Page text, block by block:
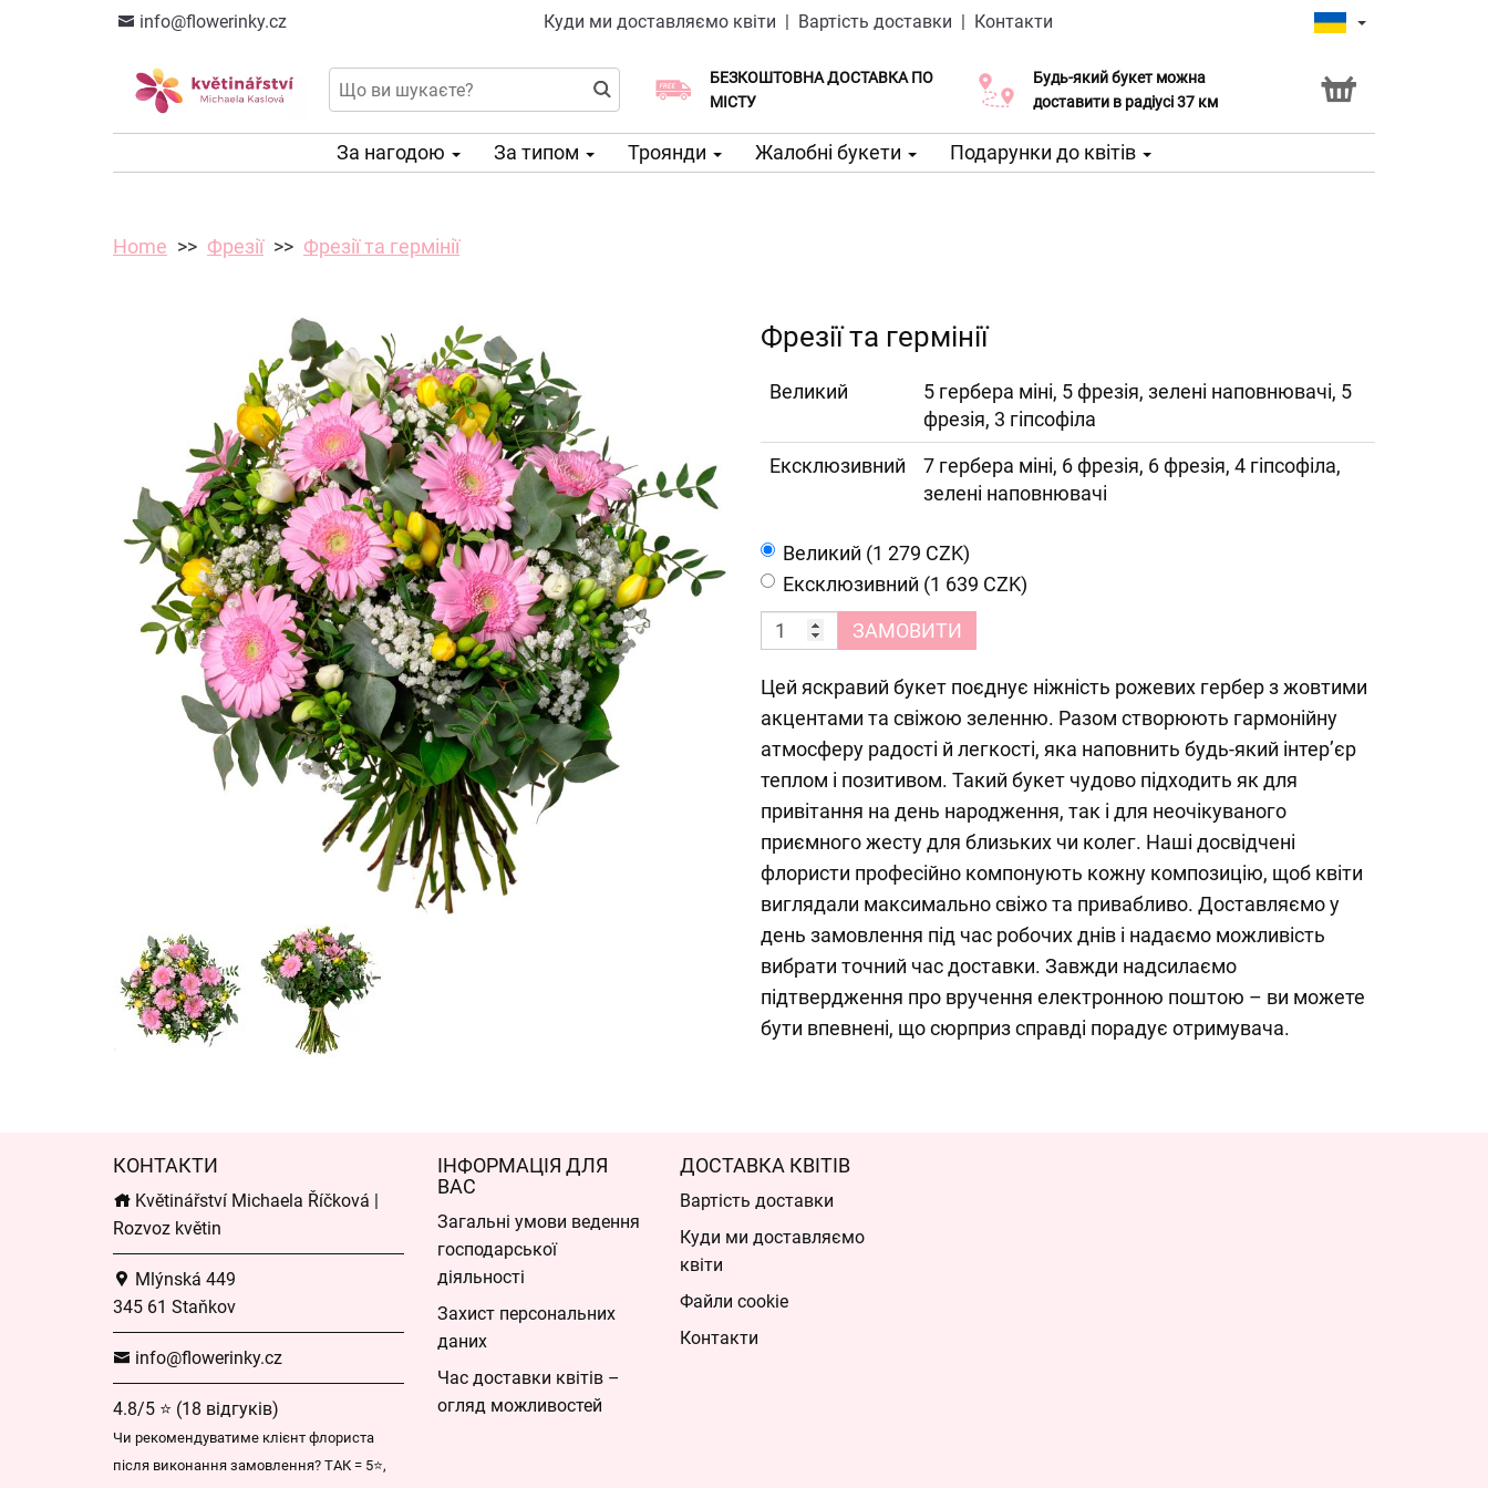
info@flowerinky.cz Куди ми доставляємо квіти | Вартість доставки | Контакти
БЕЗКОШТОВНА ДОСТАВКА ПО
МІСТУ
Доставка в той же день доступна
Виберіть дату доставки
Будь-який букет можна
доставити в радіусі 37 км
Послуга Click & Collect
За нагодою За типом Троянди Жалобні букети Подарунки до квітів
Home Фрезії Фрезії та гермінії
Фрезії та гермінії
Великий
5 гербера міні, 5 фрезія, зелені наповнювачі, 5
фрезія, 3 гіпсофіла
Ексклюзивний
7 гербера міні, 6 фрезія, 6 фрезія, 4 гіпсофіла,
зелені наповнювачі
Великий (1 279 CZK)
Ексклюзивний (1 639 CZK)
ЗАМОВИТИ
Цей яскравий букет поєднує ніжність рожевих гербер з жовтими
акцентами та свіжою зеленню. Разом створюють гармонійну
атмосферу радості й легкості, яка наповнить будь-який інтер’єр
теплом і позитивом. Такий букет чудово підходить як для
привітання на день народження, так і для неочікуваного
приємного жесту для близьких чи колег. Наші досвідчені
флористи професійно компонують кожну композицію, щоб квіти
виглядали максимально свіжо та привабливо. Доставляємо у
день замовлення під час робочих днів і надаємо можливість
вибрати точний час доставки. Завжди надсилаємо
підтвердження про вручення електронною поштою – ви можете
бути впевнені, що сюрприз справді порадує отримувача.
КОНТАКТИ
Květinářství Michaela Říčková |
Rozvoz květin
Mlýnská 449
345 61 Staňkov
info@flowerinky.cz
4.8/5 ⭐ (18 відгуків)
Чи рекомендуватиме клієнт флориста
після виконання замовлення? ТАК = 5⭐,
ІНФОРМАЦІЯ ДЛЯ
ВАС
Загальні умови ведення
господарської
діяльності
Захист персональних
даних
Час доставки квітів –
огляд можливостей
ДОСТАВКА КВІТІВ
Вартість доставки
Куди ми доставляємо
квіти
Файли cookie
Контакти